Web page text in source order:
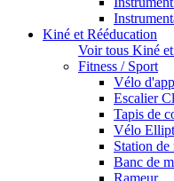
Kiné et Rééducation
Voir tous Kiné
Fitness / Sport
Vélo
Escalier
Tapis de
Vélo
Station de
Banc de
Rameur